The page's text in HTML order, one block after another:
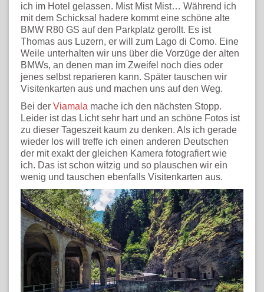
ich im Hotel gelassen. Mist Mist Mist… Während ich
mit dem Schicksal hadere kommt eine schöne alte
BMW R80 GS auf den Parkplatz gerollt. Es ist
Thomas aus Luzern, er will zum Lago di Como. Eine
Weile unterhalten wir uns über die Vorzüge der alten
BMWs, an denen man im Zweifel noch dies oder
jenes selbst reparieren kann. Später tauschen wir
Visitenkarten aus und machen uns auf den Weg.
Bei der Viamala mache ich den nächsten Stopp.
Leider ist das Licht sehr hart und an schöne Fotos ist
zu dieser Tageszeit kaum zu denken. Als ich gerade
wieder los will treffe ich einen anderen Deutschen
der mit exakt der gleichen Kamera fotografiert wie
ich. Das ist schon witzig und so plauschen wir ein
wenig und tauschen ebenfalls Visitenkarten aus.